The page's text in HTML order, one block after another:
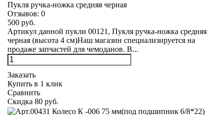
Пукля ручка-ножка средняя черная
Отзывов: 0
500 руб.
Артикул данной пукли 00121, Пукля ручка-ножка средняя
черная (высота 4 см)Наш магазин специализируется на
продаже запчастей для чемоданов. В...
Заказать
Купить в 1 клик
Сравнить
Скидка 80 руб.